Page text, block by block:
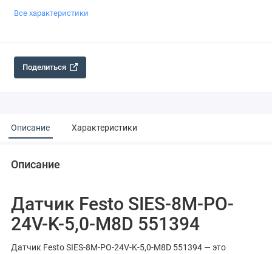
Все характеристики
Поделиться
Описание Характеристики
Описание
Датчик Festo SIES-8M-PO-
24V-K-5,0-M8D 551394
Датчик Festo SIES-8M-PO-24V-K-5,0-M8D 551394 — это